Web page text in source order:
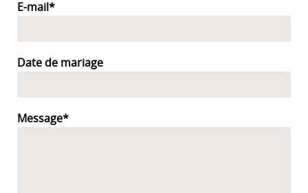
E-mail *
Date de mariage
Message*